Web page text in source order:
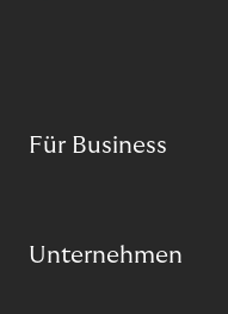
Für Business
Unternehmen